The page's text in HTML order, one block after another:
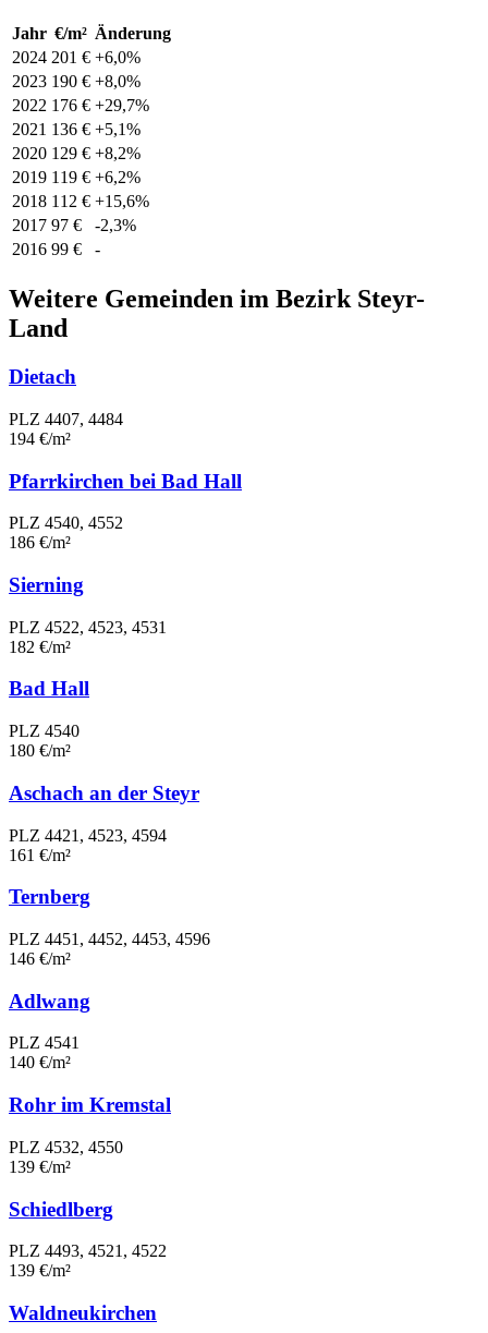
Jahr €/m² Änderung
2024 201 € +6,0%
2023 190 € +8,0%
2022 176 € +29,7%
2021 136 € +5,1%
2020 129 € +8,2%
2019 119 € +6,2%
2018 112 € +15,6%
2017 97 €
-2,3%
2016 99 € -
Weitere Gemeinden im Bezirk Steyr-
Land
Dietach
PLZ 4407, 4484
194 €/m²
Pfarrkirchen bei Bad Hall
PLZ 4540, 4552
186 €/m²
Sierning
PLZ 4522, 4523, 4531
182 €/m²
Bad Hall
PLZ 4540
180 €/m²
Aschach an der Steyr
PLZ 4421, 4523, 4594
161 €/m²
Ternberg
PLZ 4451, 4452, 4453, 4596
146 €/m²
Adlwang
PLZ 4541
140 €/m²
Rohr im Kremstal
PLZ 4532, 4550
139 €/m²
Schiedlberg
PLZ 4493, 4521, 4522
139 €/m²
Waldneukirchen